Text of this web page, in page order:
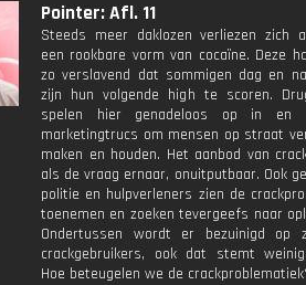
Pointer: Afl. 11
Steeds meer daklozen verliezen zich
een rookbare vorm van cocaïne. Deze
zo verslavend dat sommigen dag en
zijn hun volgende high te scoren.
spelen hier genadeloos op in en
marketingtrucs om mensen op straat
maken en houden. Het aanbod van
als de vraag ernaar, onuitputbaar. Ook
politie en hulpverleners zien de
toenemen en zoeken tevergeefs naar
Ondertussen wordt er bezuinigd op
crackgebruikers, ook dat stemt
Hoe beteugelen we de